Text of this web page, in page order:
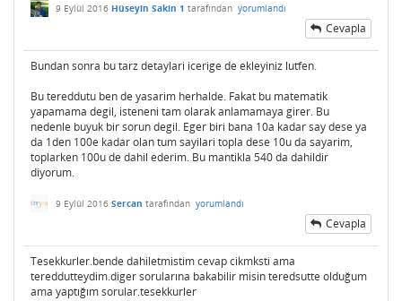
9 Eylül 2016 Hüseyin Sakin 1 tarafından yorumlandı
Cevapla
Bundan sonra bu tarz detaylari icerige de ekleyiniz lutfen.
Bu tereddutu ben de yasarim herhalde. Fakat bu matematik
yapamama degil, isteneni tam olarak anlamamaya girer. Bu
nedenle buyuk bir sorun degil. Eger biri bana 10a kadar say dese ya
da 1den 100e kadar olan tum sayilari topla dese 10u da sayarim,
toplarken 100u de dahil ederim. Bu mantikla 540 da dahildir
diyorum.
9 Eylül 2016 Sercan tarafından yorumlandı
Cevapla
Tesekkurler.bende dahiletmistim cevap cikmksti ama
tereddutteydim.diger sorularına bakabilir misin teredsutte olduğum
ama yaptığım sorular.tesekkurler